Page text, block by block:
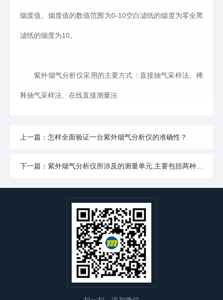
烟度值。烟度值的数值范围为0-10空白滤纸的烟度为零全黑
滤纸的烟度为10。
紫外烟气分析仪采用的主要方式：直接抽气采样法、稀
释抽气采样法、在线直接测量法
上一篇：怎样全面验证一台紫外烟气分析仪的准确性？